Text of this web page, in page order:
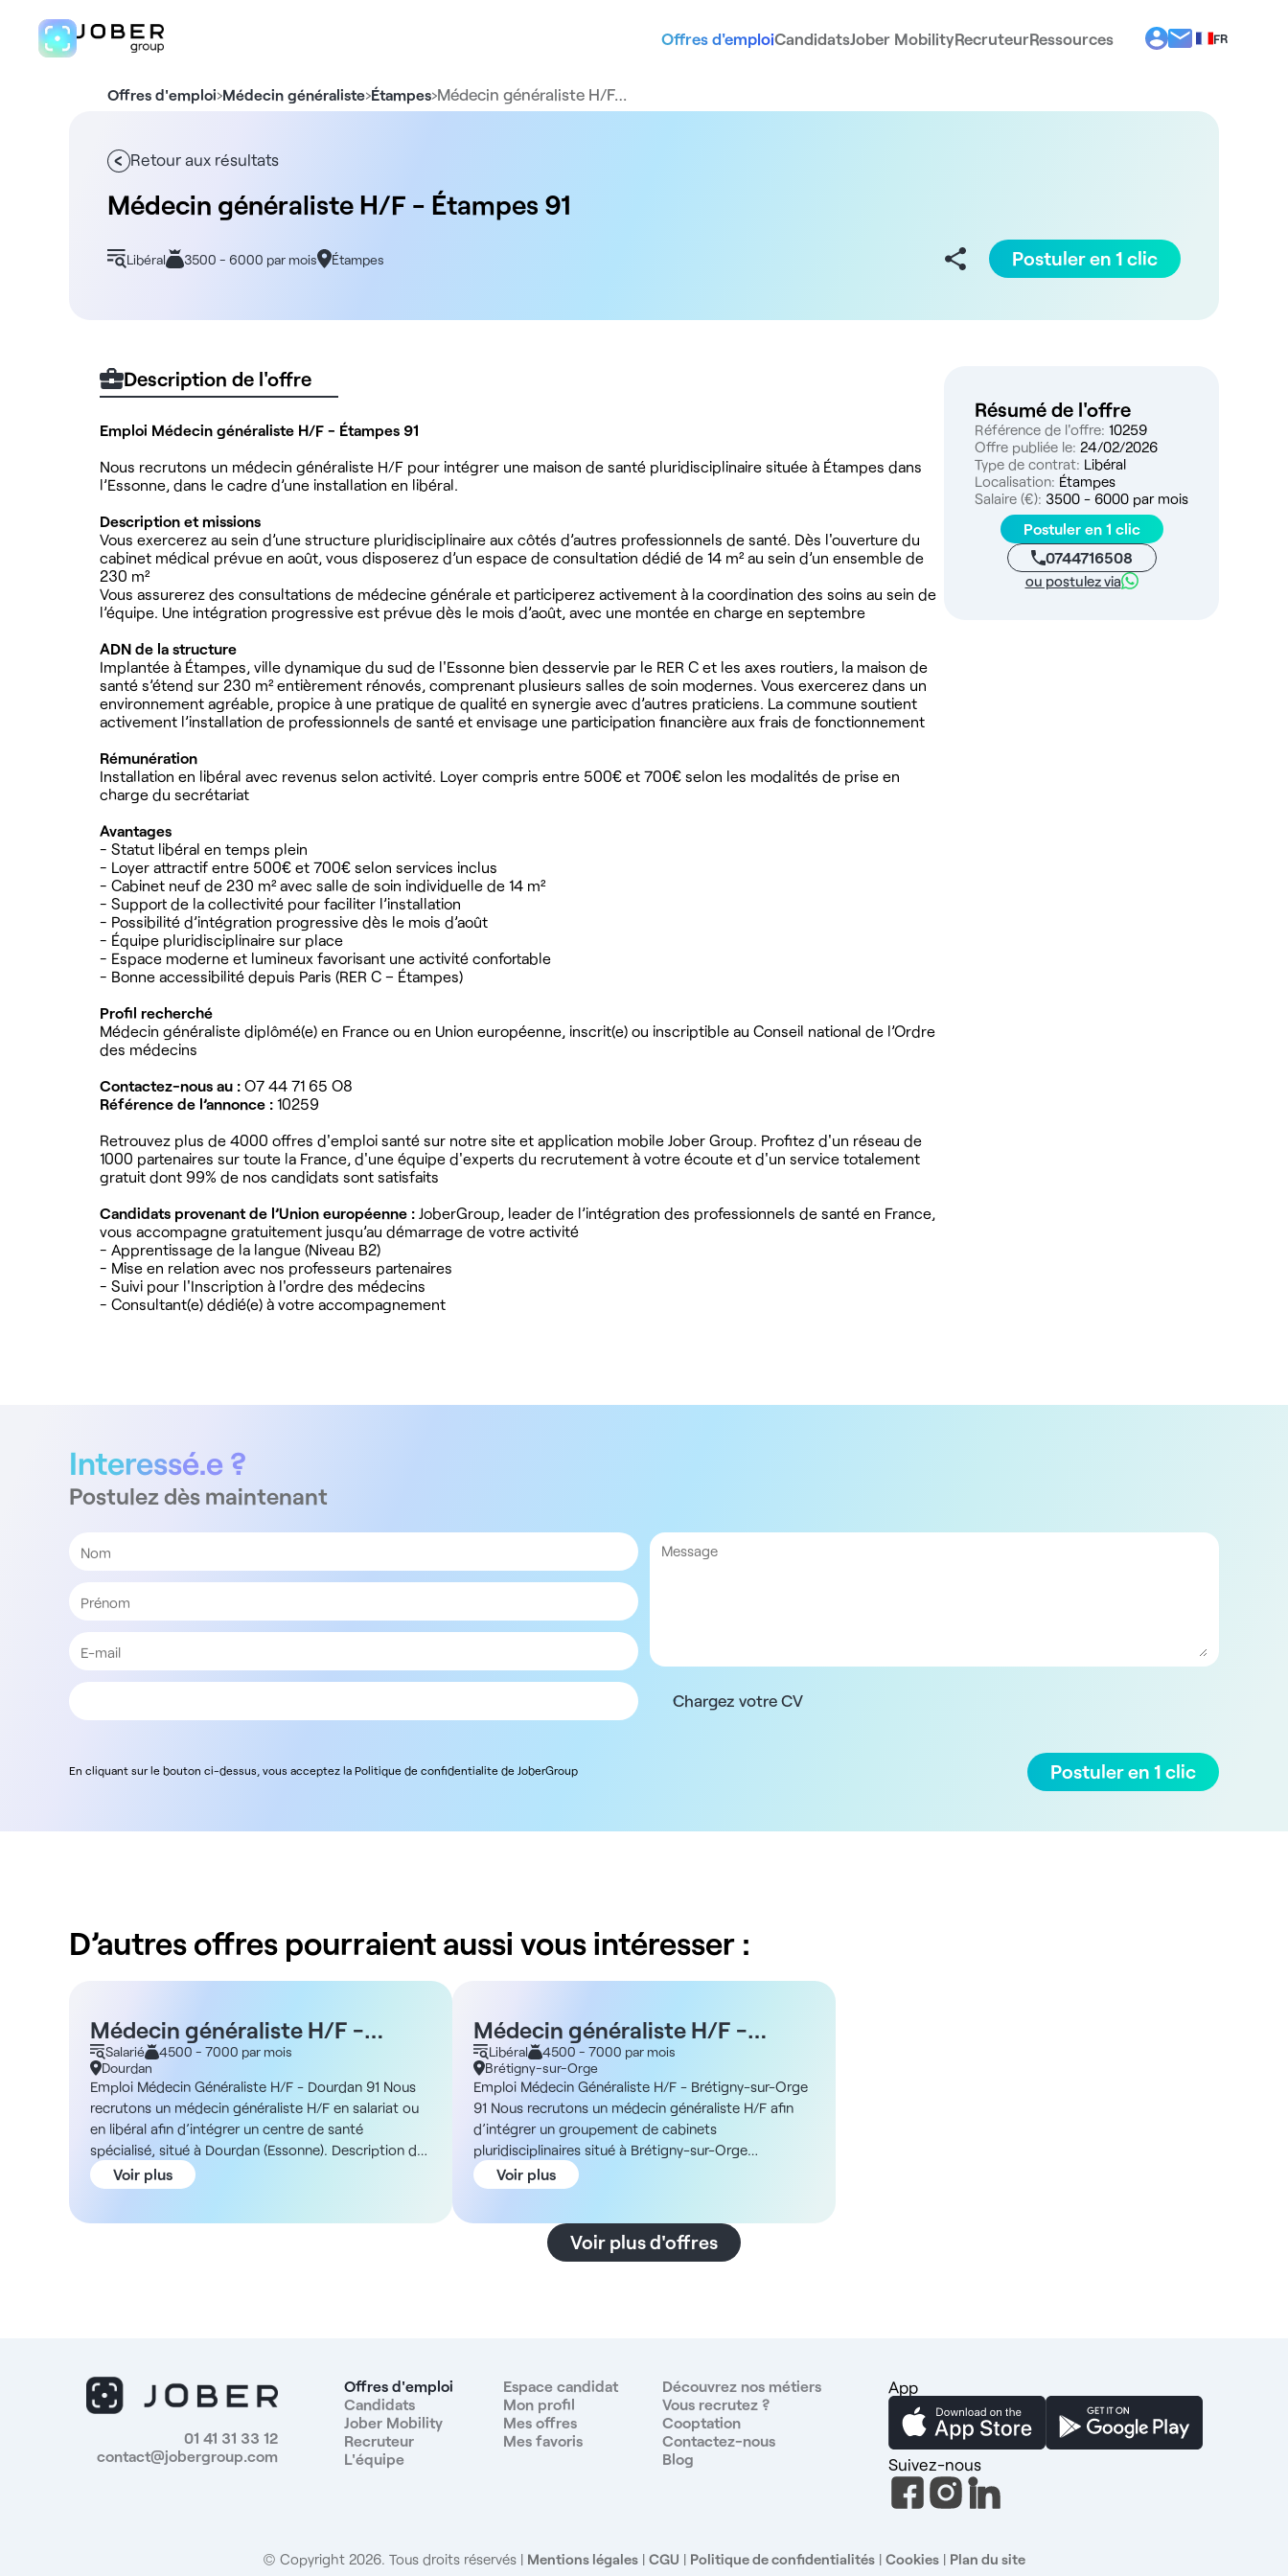
Offres d'emploiCandidatsJober MobilityRecruteurRessources
FR
ES
Offres d'emploi›Médecin généraliste›Étampes›Médecin généraliste H/F…
Retour aux résultats
Médecin généraliste H/F - Étampes 91
Libéral 3500 - 6000 par mois Étampes Postuler en 1 clic
Description de l'offre
Emploi Médecin généraliste H/F - Étampes 91
Nous recrutons un médecin généraliste H/F pour intégrer une maison de santé pluridisciplinaire située à Étampes dans
l’Essonne, dans le cadre d’une installation en libéral.
Description et missions
Vous exercerez au sein d’une structure pluridisciplinaire aux côtés d’autres professionnels de santé. Dès l'ouverture du
cabinet médical prévue en août, vous disposerez d’un espace de consultation dédié de 14 m² au sein d’un ensemble de
230 m²
Vous assurerez des consultations de médecine générale et participerez activement à la coordination des soins au sein de
l’équipe. Une intégration progressive est prévue dès le mois d’août, avec une montée en charge en septembre
ADN de la structure
Implantée à Étampes, ville dynamique du sud de l'Essonne bien desservie par le RER C et les axes routiers, la maison de
santé s’étend sur 230 m² entièrement rénovés, comprenant plusieurs salles de soin modernes. Vous exercerez dans un
environnement agréable, propice à une pratique de qualité en synergie avec d’autres praticiens. La commune soutient
activement l’installation de professionnels de santé et envisage une participation financière aux frais de fonctionnement
Rémunération
Installation en libéral avec revenus selon activité. Loyer compris entre 500€ et 700€ selon les modalités de prise en
charge du secrétariat
Avantages
- Statut libéral en temps plein
- Loyer attractif entre 500€ et 700€ selon services inclus
- Cabinet neuf de 230 m² avec salle de soin individuelle de 14 m²
- Support de la collectivité pour faciliter l’installation
- Possibilité d’intégration progressive dès le mois d’août
- Équipe pluridisciplinaire sur place
- Espace moderne et lumineux favorisant une activité confortable
- Bonne accessibilité depuis Paris (RER C – Étampes)
Profil recherché
Médecin généraliste diplômé(e) en France ou en Union européenne, inscrit(e) ou inscriptible au Conseil national de l’Ordre
des médecins
Contactez-nous au : O7 44 71 65 O8
Référence de l’annonce : 10259
Retrouvez plus de 4000 offres d'emploi santé sur notre site et application mobile Jober Group. Profitez d'un réseau de
1000 partenaires sur toute la France, d'une équipe d'experts du recrutement à votre écoute et d'un service totalement
gratuit dont 99% de nos candidats sont satisfaits
Candidats provenant de l’Union européenne : JoberGroup, leader de l’intégration des professionnels de santé en France,
vous accompagne gratuitement jusqu’au démarrage de votre activité
- Apprentissage de la langue (Niveau B2)
- Mise en relation avec nos professeurs partenaires
- Suivi pour l'Inscription à l'ordre des médecins
- Consultant(e) dédié(e) à votre accompagnement
Résumé de l'offre
Référence de l'offre: 10259
Offre publiée le: 24/02/2026
Type de contrat: Libéral
Localisation: Étampes
Salaire (€): 3500 - 6000 par mois
Postuler en 1 clic
0744716508
ou postulez via
Interessé.e ?
Postulez dès maintenant
Chargez votre CV
En cliquant sur le bouton ci-dessus, vous acceptez la Politique de confidentialite de JoberGroup Postuler en 1 clic
D’autres offres pourraient aussi vous intéresser :
Médecin généraliste H/F -
Dourdan 91
Salarié
4500 - 7000 par mois
Dourdan
Emploi Médecin Généraliste H/F - Dourdan 91 Nous
recrutons un médecin généraliste H/F en salariat ou
en libéral afin d’intégrer un centre de santé
spécialisé, situé à Dourdan (Essonne). Description du
poste Dans ce centre en pleine expansion, vous aurez
un rôle clé de médecin coordinateur. Votre mission
médecine de la femme, le centre a diversifié ses
activités et place désormais les médecins
généralistes au centre du parcours de soins. Cette
approche permet une meilleure détection des
pathologies, offrant aux patients un suivi plus
entre les spécialistes pour optimiser les parcours de
soins. Rémunération Rétrocession au pourcentage
Voir plus
Médecin généraliste H/F -
Brétigny-sur-Orge 91 - Libéral
Libéral
4500 - 7000 par mois
Brétigny-sur-Orge
Emploi Médecin Généraliste H/F - Brétigny-sur-Orge
91 Nous recrutons un médecin généraliste H/F afin
d’intégrer un groupement de cabinets
pluridisciplinaires situé à Brétigny-sur-Orge
(Essonne), dans le cadre d'une collaboration libérale.
Description En tant que médecin généraliste, vous
des infrastructures toutes neuves. Vous bénéficierez
d'un flux important de potentiels patients grâce à la
vous concentrer sur vos consultations. ADN de la
structure L'entité, qui ouvrira en octobre, est un
établissement de 400 m² conçu pour offrir un cadre
de travail luxueux et moderne. Il comprend : - 4
cabinets médicaux spacieux et lumineux - 6 fauteuils
rétrocession est à définir selon le profil du médecin
lors de l'entretien. Avantages - Statut libéral avec
Voir plus
Voir plus d'offres
01 41 31 33 12
contact@jobergroup.com
Offres d'emploi
Candidats
Jober Mobility
Recruteur
L'équipe
Espace candidat
Mon profil
Mes offres
Mes favoris
Découvrez nos métiers
Vous recrutez ?
Cooptation
Contactez-nous
Blog
App
Suivez-nous
© Copyright 2026. Tous droits réservés Mentions légales | CGU | Politique de confidentialités | Cookies | Plan du site